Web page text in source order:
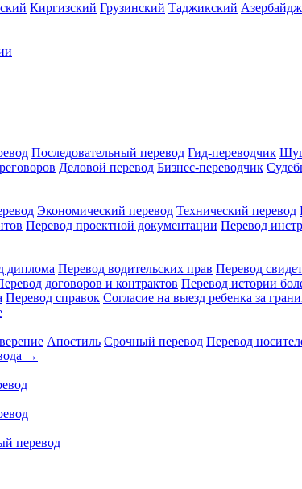
Киргизский Грузинский Таджикский
Последовательный перевод Гид-переводчик
Деловой перевод Бизнес-переводчик
Экономический перевод Технический перевод
Перевод проектной документации Перевод
диплома Перевод водительских прав Перевод
договоров и контрактов Перевод истории
Перевод справок Согласие на выезд ребенка за
Апостиль Срочный перевод Перевод
→
перевод